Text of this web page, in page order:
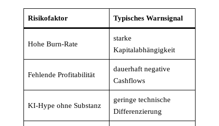
Risikofaktor Typisches Warnsignal
Hohe Burn-Rate
starke
Kapitalabhängigkeit
Fehlende Profitabilität
dauerhaft negative
Cashflows
KI-Hype ohne Substanz
geringe technische
Differenzierung